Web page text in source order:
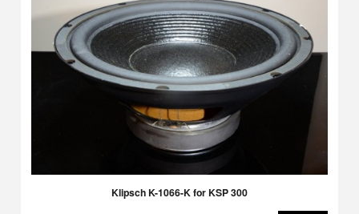
Klipsch K-1066-K for KSP 300